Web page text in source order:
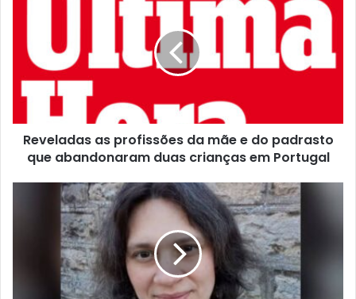
Reveladas as profissões da mãe e do padrasto
que abandonaram duas crianças em Portugal